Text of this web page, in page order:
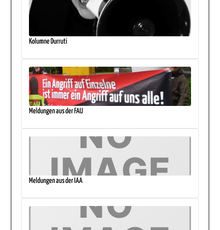
Kolumne Durruti
Meldungen aus der FAU
Meldungen aus der IAA